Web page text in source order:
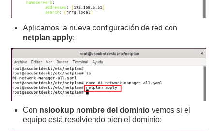
Aplicamos la nueva configuración de red con
netplan apply:
Con nslookup nombre del dominio vemos si el
equipo está resolviendo bien el dominio: